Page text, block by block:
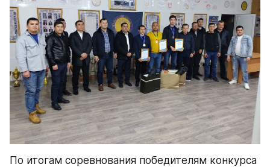
По итогам соревнования победителям конкурса